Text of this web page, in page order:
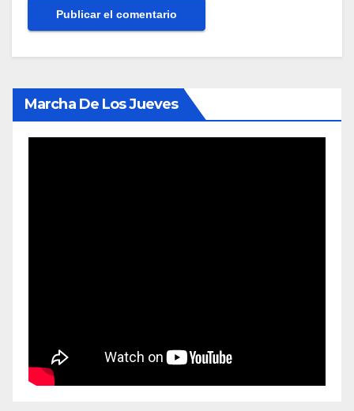
Marcha De Los Jueves